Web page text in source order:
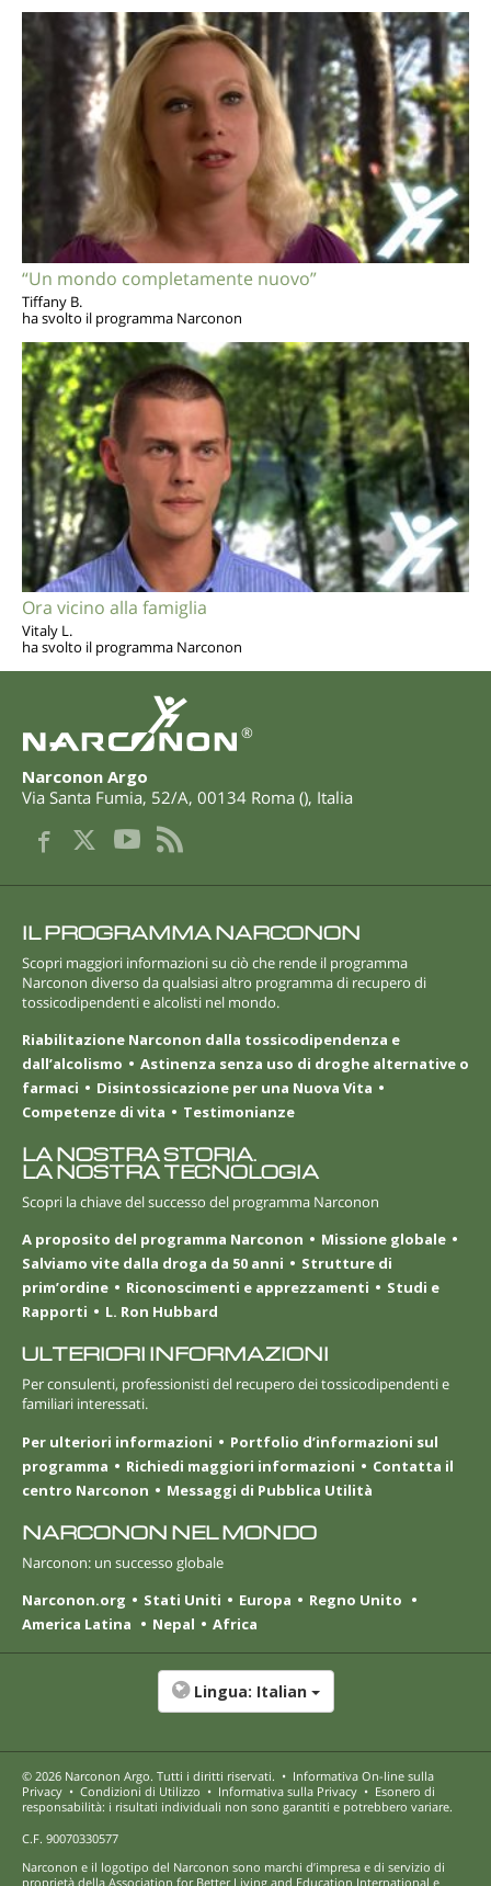
“Un mondo completamente nuovo”
Tiffany B.
ha svolto il programma Narconon
Ora vicino alla famiglia
Vitaly L.
ha svolto il programma Narconon
®
Narconon Argo
Via Santa Fumia, 52/A, 00134 Roma (), Italia
IL PROGRAMMA NARCONON
Scopri maggiori informazioni su ciò che rende il programma
Narconon diverso da qualsiasi altro programma di recupero di
tossicodipendenti e alcolisti nel mondo.
Riabilitazione Narconon dalla tossicodipendenza e
dall’alcolismo
Astinenza senza uso di droghe alternative o
farmaci
Disintossicazione per una Nuova Vita
Competenze di vita
Testimonianze
LA NOSTRA STORIA.
LA NOSTRA TECNOLOGIA
Scopri la chiave del successo del programma Narconon
A proposito del programma Narconon
Missione globale
Salviamo vite dalla droga da 50 anni
Strutture di
prim’ordine
Riconoscimenti e apprezzamenti
Studi e
Rapporti
L. Ron Hubbard
ULTERIORI INFORMAZIONI
Per consulenti, professionisti del recupero dei tossicodipendenti e
familiari interessati.
Per ulteriori informazioni
Portfolio d’informazioni sul
programma
Richiedi maggiori informazioni
Contatta il
centro Narconon
Messaggi di Pubblica Utilità
NARCONON NEL MONDO
Narconon: un successo globale
Narconon.org
Stati Uniti Europa
Regno Unito
America Latina
Nepal Africa
Lingua: Italian
© 2026 Narconon Argo. Tutti i diritti riservati. • Informativa On-line sulla
Privacy • Condizioni di Utilizzo • Informativa sulla Privacy • Esonero di
responsabilità: i risultati individuali non sono garantiti e potrebbero variare.
C.F. 90070330577
Narconon e il logotipo del Narconon sono marchi d’impresa e di servizio di
proprietà della Association for Better Living and Education International e